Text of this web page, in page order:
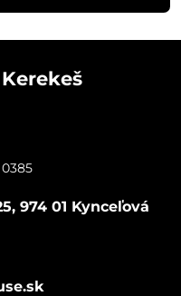
974 01 Kynceľová